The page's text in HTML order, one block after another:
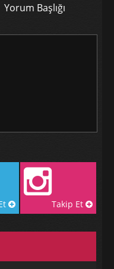
Yorum Başlığı
Takip Et